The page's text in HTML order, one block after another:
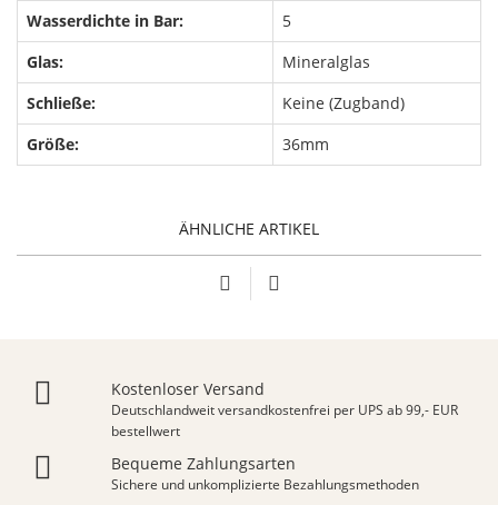
Wasserdichte in Bar:
5
Glas:
Mineralglas
Schließe:
Keine (Zugband)
Größe:
36mm
ÄHNLICHE ARTIKEL
Kostenloser Versand
Deutschlandweit versandkostenfrei per UPS ab 99,- EUR
bestellwert
Bequeme Zahlungsarten
Sichere und unkomplizierte Bezahlungsmethoden